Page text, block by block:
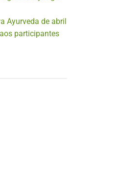
Ayurveda de abril
participantes